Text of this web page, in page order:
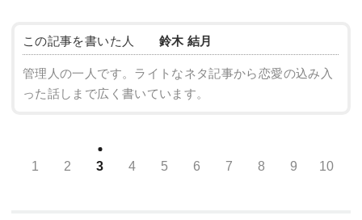
この記事を書いた人 鈴木 結月
管理人の一人です。ライトなネタ記事から恋愛の込み入
った話しまで広く書いています。
1 2 3 4 5 6 7 8 9 10